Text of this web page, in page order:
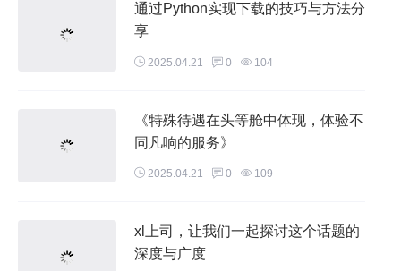
通过Python实现下载的技巧与方法分
享
2025.04.21 0 104
《特殊待遇在头等舱中体现，体验不
同凡响的服务》
2025.04.21 0 109
xl上司，让我们一起探讨这个话题的
深度与广度